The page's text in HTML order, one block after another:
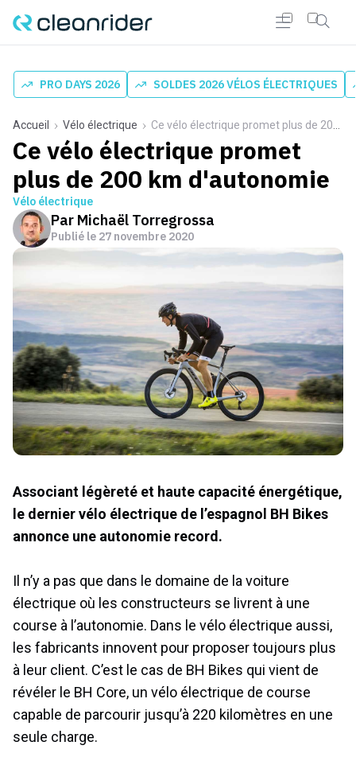
PRO DAYS 2026 SOLDES 2026 VÉLOS ÉLECTRIQUES
Accueil Vélo électrique Ce vélo électrique promet plus de 200 km d'autonomie
Ce vélo électrique promet
plus de 200 km d'autonomie
Vélo électrique
Par Michaël Torregrossa
Publié le 27 novembre 2020
Associant légèreté et haute capacité énergétique,
le dernier vélo électrique de l’espagnol BH Bikes
annonce une autonomie record.
Il n’y a pas que dans le domaine de la voiture
électrique où les constructeurs se livrent à une
course à l’autonomie. Dans le vélo électrique aussi,
les fabricants innovent pour proposer toujours plus
à leur client. C’est le cas de BH Bikes qui vient de
révéler le BH Core, un vélo électrique de course
capable de parcourir jusqu’à 220 kilomètres en une
seule charge.